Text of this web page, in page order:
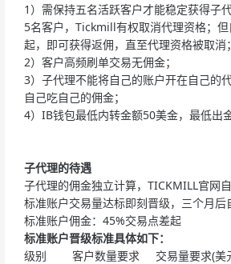
1）需保持五名活跃客户才能稳定获得子
5名客户，Tickmill有权取消代理资格；
起，即可获得返佣，直至代理资格被取消；
2）客户高频刷单交易无佣金；
3）子代理不能将自己的账户开在自己的
自己吃自己的佣金；
4）IB钱包最低内转金额50美金，最低出
子代理的待遇
子代理的佣金独立计算，TICKMILL官网自
标准账户交易量达标即刻晋级，三个月后
标准账户佣金：45%交易点差起
标准账户晋级标准具体如下：
级别 客户数量要求 交易量要求(